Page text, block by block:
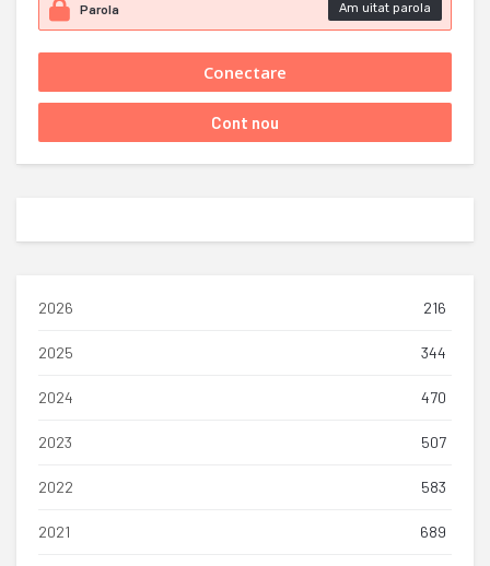
Am uitat parola
2026 216
2025 344
2024 470
2023 507
2022 583
2021 689